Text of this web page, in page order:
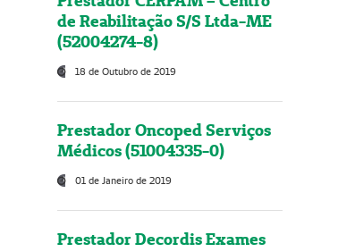
de Reabilitação S/S Ltda-ME
(52004274-8)
18 de Outubro de 2019
Prestador Oncoped Serviços
Médicos (51004335-0)
01 de Janeiro de 2019
Prestador Decordis Exames